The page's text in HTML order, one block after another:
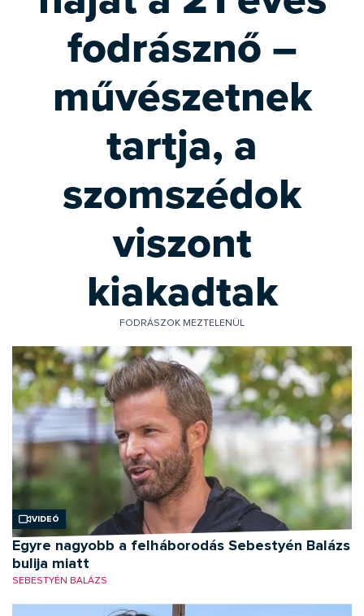
fodrásznő –
művészetnek
tartja, a
szomszédok
viszont
kiakadtak
FODRÁSZOK MEZTELENÜL
Videó
Egyre nagyobb a felháborodás Sebestyén Balázs
bulija miatt
SEBESTYÉN BALÁZS